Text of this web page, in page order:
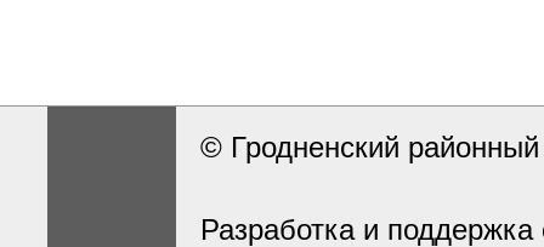
© Гродненский
Разработка и поддержка